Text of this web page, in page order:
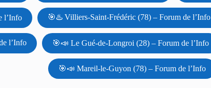
l’Info 🎯♨️ Villiers-Saint-Frédéric (78) – Forum de l’Info
l’Info 🎯📣 Le Gué-de-Longroi (28) – Forum de l’Info
🎯📣 Mareil-le-Guyon (78) – Forum de l’Info